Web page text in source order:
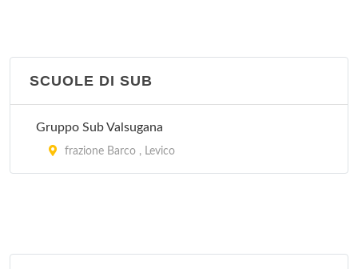
SCUOLE DI SUB
Gruppo Sub Valsugana
frazione Barco , Levico